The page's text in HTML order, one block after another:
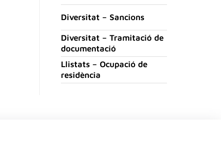
Diversitat – Sancions
Diversitat – Tramitació de
documentació
Llistats – Ocupació de
residència